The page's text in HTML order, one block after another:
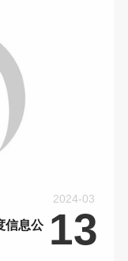
信息公
2024-03
13